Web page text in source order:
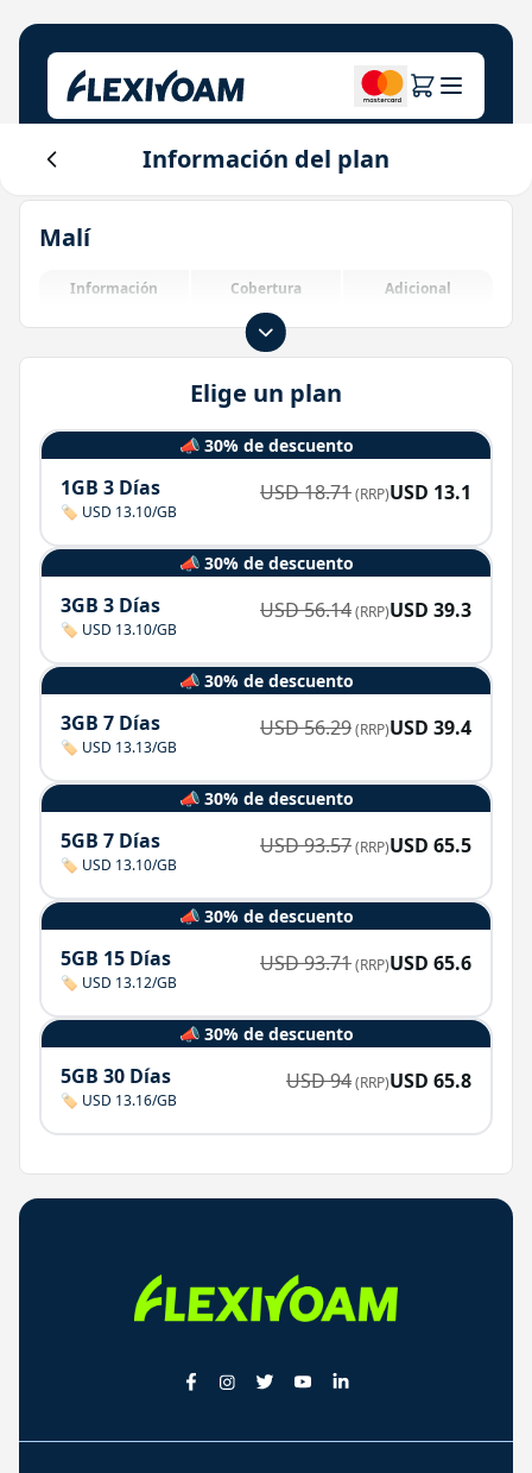
Explora planes
Centro de inversores
Soluciones IoT
Para marcas
Login
Información del plan
Malí
Información Cobertura Adicional
Elige un plan
📣 30% de descuento
1GB 3 Días
🏷️ USD 13.10/GB
USD18.71(RRP)USD 13.1
📣 30% de descuento
3GB 3 Días
🏷️ USD 13.10/GB
USD56.14(RRP)USD 39.3
📣 30% de descuento
3GB 7 Días
🏷️ USD 13.13/GB
USD56.29(RRP)USD 39.4
📣 30% de descuento
5GB 7 Días
🏷️ USD 13.10/GB
USD93.57(RRP)USD 65.5
📣 30% de descuento
5GB 15 Días
🏷️ USD 13.12/GB
USD93.71(RRP)USD 65.6
📣 30% de descuento
5GB 30 Días
🏷️ USD 13.16/GB
USD94(RRP)USD 65.8